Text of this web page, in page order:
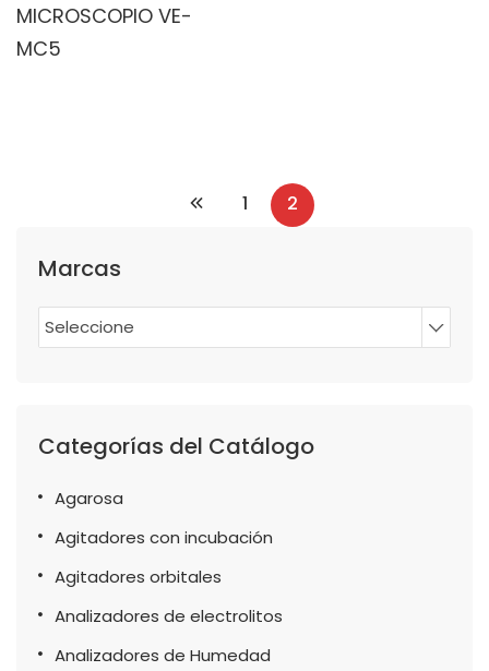
MICROSCOPIO VE-
MC5
1 2
Marcas
Seleccione
Categorías del Catálogo
Agarosa
Agitadores con incubación
Agitadores orbitales
Analizadores de electrolitos
Analizadores de Humedad